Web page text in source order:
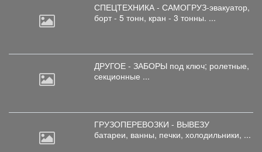
СПЕЦТЕХНИКА - САМОГРУЗ-эвакуатор,
борт - 5 тонн, кран - 3 тонны. ...
ДРУГОЕ - ЗАБОРЫ под ключ; ролетные,
секционные ...
ГРУЗОПЕРЕВОЗКИ - ВЫВЕЗУ
батареи, ванны, печки, холодильники, ...